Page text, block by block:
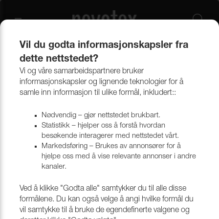
MØBELTEKSTILER
Vil du godta informasjonskapsler fra
dette nettstedet?
Vi og våre samarbeidspartnere bruker
informasjonskapsler og lignende teknologier for å
samle inn informasjon til ulike formål, inkludert::
Nødvendig – gjør nettstedet brukbart.
Statistikk – hjelper oss å forstå hvordan
besøkende interagerer med nettstedet vårt.
Markedsføring – Brukes av annonsører for å
hjelpe oss med å vise relevante annonser i andre
kanaler.
Ved å klikke "Godta alle" samtykker du til alle disse
formålene. Du kan også velge å angi hvilke formål du
vil samtykke til å bruke de egendefinerte valgene og